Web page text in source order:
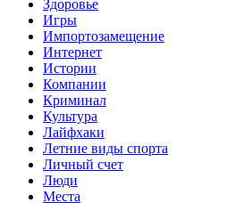
Здоровье
Игры
Импортозамещение
Интернет
Истории
Компании
Криминал
Культура
Лайфхаки
Летние виды спорта
Личный счет
Люди
Места